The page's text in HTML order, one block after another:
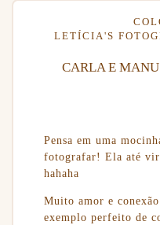
LETÍCIA'S
CARLA E
Pensa em uma
fotografar! Ela até
hahaha
Muito amor e
exemplo perfeito de